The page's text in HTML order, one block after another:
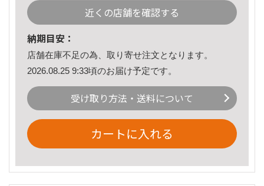
近くの店舗を確認する
納期目安：
店舗在庫不足の為、取り寄せ注文となります。
2026.08.25 9:33頃のお届け予定です。
受け取り方法・送料について
カートに入れる